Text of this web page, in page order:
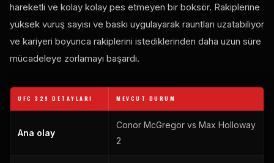
hareketli ve kolay kolay pes etmeyen bir boksör. Rakiplerine
yüksek vuruş sayısı ve baskı uygulayarak rauntları uzatabiliyor
ve kariyeri boyunca rakiplerini istediklerinden daha uzun süre
mücadeleye zorlamayı başardı.
UFC 329 DETAYLARI MEVCUT DURUM
Ana olay
Conor McGregor vs Max Holloway
2